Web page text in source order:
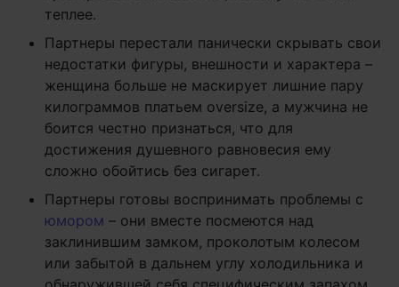
теплее.
Партнеры перестали панически скрывать свои
недостатки фигуры, внешности и характера –
женщина больше не маскирует лишние пару
килограммов платьем oversize, а мужчина не
боится честно признаться, что для
достижения душевного равновесия ему
сложно обойтись без сигарет.
Партнеры готовы воспринимать проблемы с
юмором – они вместе посмеются над
заклинившим замком, проколотым колесом
или забытой в дальнем углу холодильника и